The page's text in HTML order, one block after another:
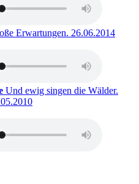
Erwartungen. Ausleihbar seit
26.06.2014
Erwartungen.
: Und ewig singen die Wälder.
seit dem
ewig singen die Wälder. Das